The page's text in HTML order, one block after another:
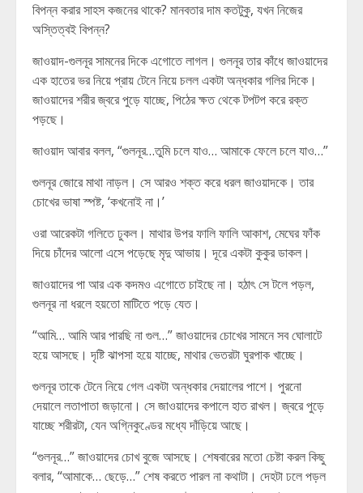
বিপন্ন করার সাহস কজনের থাকে? মানবতার দাম কতটুকু, যখন নিজের
অস্তিত্বই বিপন্ন?
জাওয়াদ-গুলনূর সামনের দিকে এগোতে লাগল। গুলনূর তার কাঁধে জাওয়াদের
এক হাতের ভর নিয়ে প্রায় টেনে নিয়ে চলল একটা অন্ধকার গলির দিকে।
জাওয়াদের শরীর জ্বরে পুড়ে যাচ্ছে, পিঠের ক্ষত থেকে টপটপ করে রক্ত
পড়ছে।
জাওয়াদ আবার বলল, “গুলনূর…তুমি চলে যাও… আমাকে ফেলে চলে যাও…”
গুলনূর জোরে মাথা নাড়ল। সে আরও শক্ত করে ধরল জাওয়াদকে। তার
চোখের ভাষা স্পষ্ট, ‘কখনোই না।’
ওরা আরেকটা গলিতে ঢুকল। মাথার উপর ফালি ফালি আকাশ, মেঘের ফাঁক
দিয়ে চাঁদের আলো এসে পড়েছে মৃদু আভায়। দূরে একটা কুকুর ডাকল।
জাওয়াদের পা আর এক কদমও এগোতে চাইছে না। হঠাৎ সে টলে পড়ল,
গুলনূর না ধরলে হয়তো মাটিতে পড়ে যেত।
“আমি… আমি আর পারছি না গুল…” জাওয়াদের চোখের সামনে সব ঘোলাটে
হয়ে আসছে। দৃষ্টি ঝাপসা হয়ে যাচ্ছে, মাথার ভেতরটা ঘুরপাক খাচ্ছে।
গুলনূর তাকে টেনে নিয়ে গেল একটা অন্ধকার দেয়ালের পাশে। পুরনো
দেয়ালে লতাপাতা জড়ানো। সে জাওয়াদের কপালে হাত রাখল। জ্বরে পুড়ে
যাচ্ছে শরীরটা, যেন অগ্নিকুণ্ডের মধ্যে দাঁড়িয়ে আছে।
“গুলনূর…” জাওয়াদের চোখ বুজে আসছে। শেষবারের মতো চেষ্টা করল কিছু
বলার, “আমাকে… ছেড়ে…” শেষ করতে পারল না কথাটা। দেহটা ঢলে পড়ল